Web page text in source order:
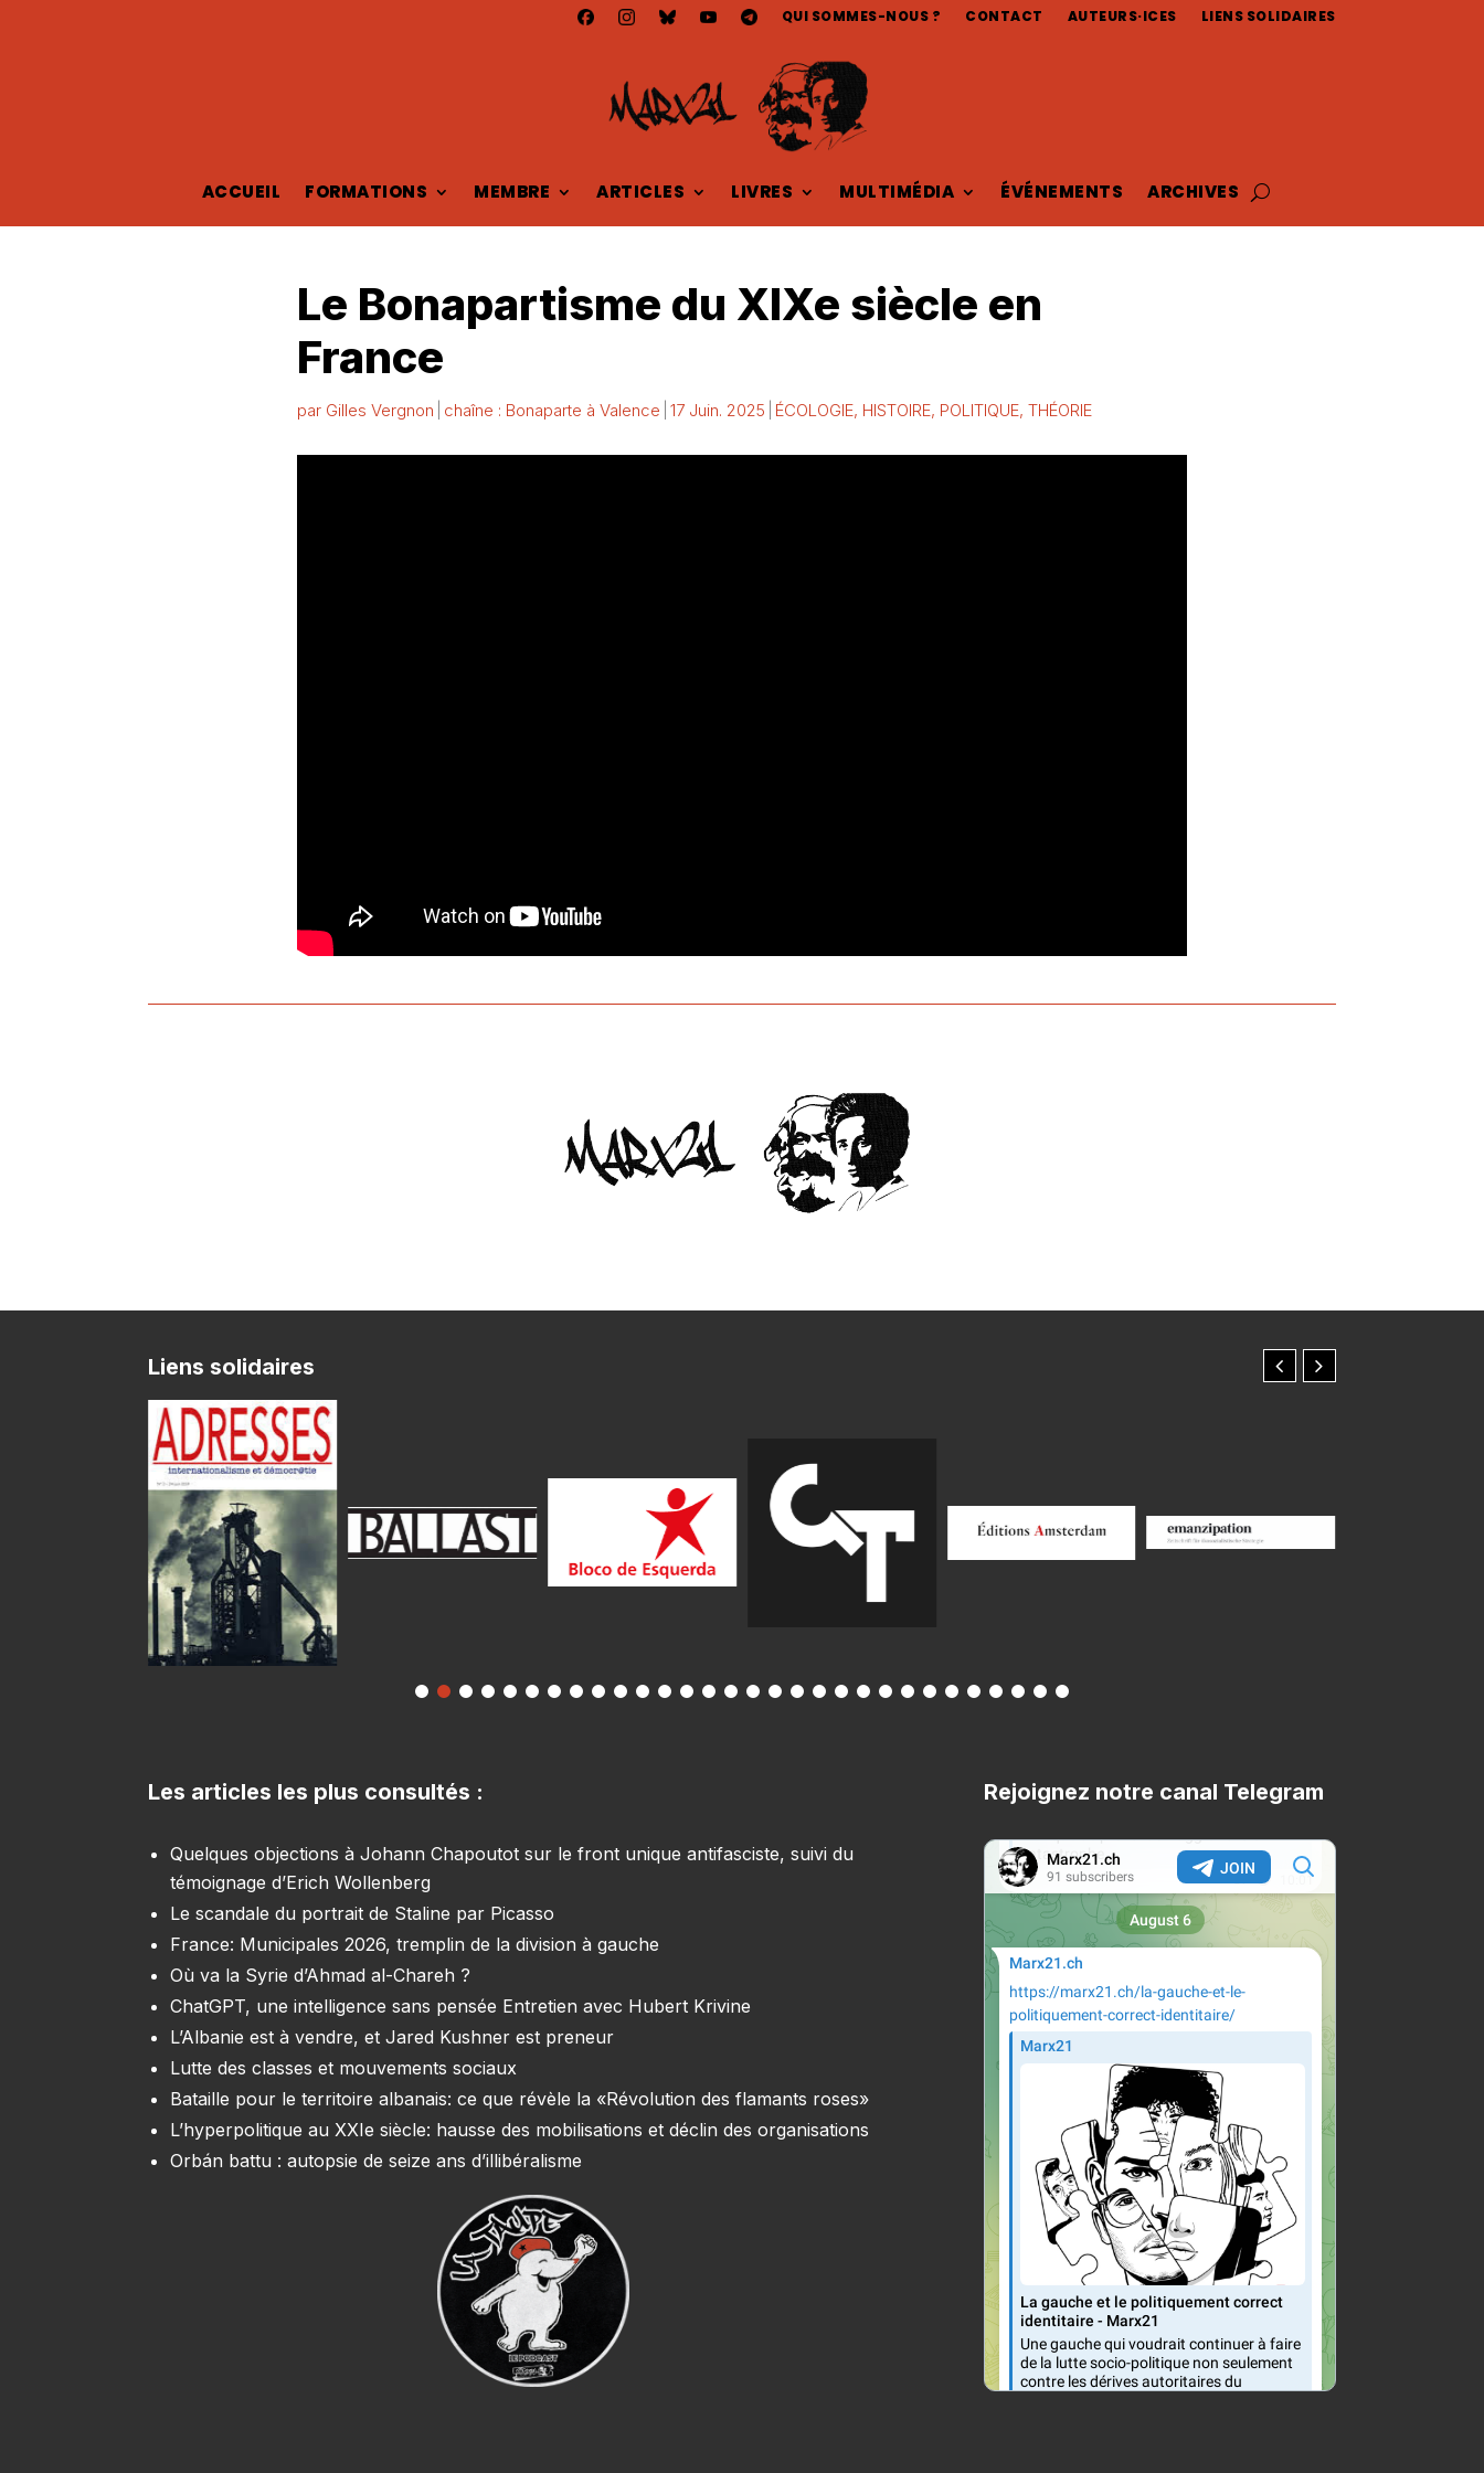
QUI SOMMES-NOUS ? CONTACT AUTEURS·ICES LIENS SOLIDAIRES
ACCUEIL FORMATIONS MEMBRE ARTICLES LIVRES MULTIMÉDIA ÉVÉNEMENTS ARCHIVES
Le Bonapartisme du XIXe siècle en
France
par Gilles Vergnon chaîne : Bonaparte à Valence 17 Juin. 2025 ÉCOLOGIE, HISTOIRE, POLITIQUE, THÉORIE
Liens solidaires
Les articles les plus consultés :
Quelques objections à Johann Chapoutot sur le front unique antifasciste, suivi du
témoignage d’Erich Wollenberg
Le scandale du portrait de Staline par Picasso
France: Municipales 2026, tremplin de la division à gauche
Où va la Syrie d’Ahmad al-Chareh ?
ChatGPT, une intelligence sans pensée Entretien avec Hubert Krivine
L’Albanie est à vendre, et Jared Kushner est preneur
Lutte des classes et mouvements sociaux
Bataille pour le territoire albanais: ce que révèle la «Révolution des flamants roses»
L’hyperpolitique au XXIe siècle: hausse des mobilisations et déclin des organisations
Orbán battu : autopsie de seize ans d’illibéralisme
Rejoignez notre canal Telegram